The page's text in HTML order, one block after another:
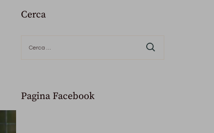
Cerca
per:
Pagina Facebook